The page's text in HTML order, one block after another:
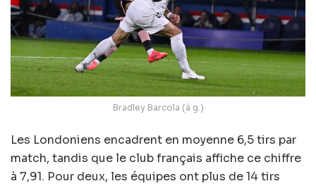
Bradley Barcola (à g.)
Les Londoniens encadrent en moyenne 6,5 tirs par
match, tandis que le club français affiche ce chiffre
à 7,91. Pour deux, les équipes ont plus de 14 tirs